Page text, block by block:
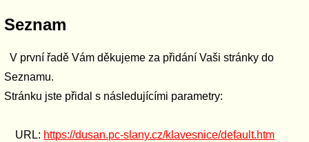
Seznam
V první řadě Vám děkujeme za přidání Vaši stránky do
Seznamu.
Stránku jste přidal s následujícími parametry:
URL: https://dusan.pc-slany.cz/klavesnice/default.htm